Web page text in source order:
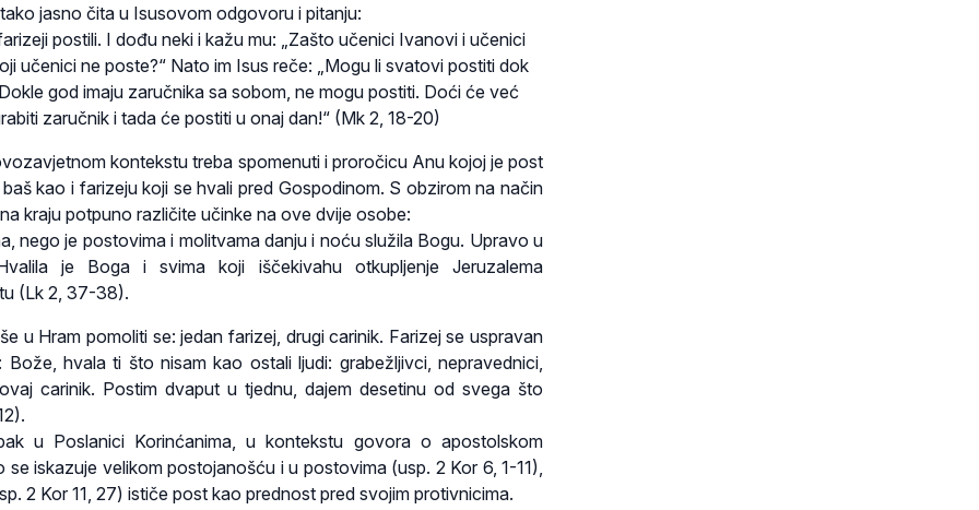
jasno čita u Isusovom odgovoru i pitanju:
postili. I dođu neki i kažu mu: „Zašto učenici Ivanovi i učenici
učenici ne poste?“ Nato im Isus reče: „Mogu li svatovi postiti dok
god imaju zaručnika sa sobom, ne mogu postiti. Doći će već
zaručnik i tada će postiti u onaj dan!“ (Mk 2, 18-20)
kontekstu treba spomenuti i proročicu Anu kojoj je post
kao i farizeju koji se hvali pred Gospodinom. S obzirom na način
kraju potpuno različite učinke na ove dvije osobe:
nego je postovima i molitvama danju i noću služila Bogu. Upravo u
je Boga i svima koji iščekivahu otkupljenje Jeruzalema
(Lk 2, 37-38).
u Hram pomoliti se: jedan farizej, drugi carinik. Farizej se uspravan
hvala ti što nisam kao ostali ljudi: grabežljivci, nepravednici,
carinik. Postim dvaput u tjednu, dajem desetinu od svega što
u Poslanici Korinćanima, u kontekstu govora o apostolskom
iskazuje velikom postojanošću i u postovima (usp. 2 Kor 6, 1-11),
2 Kor 11, 27) ističe post kao prednost pred svojim protivnicima.